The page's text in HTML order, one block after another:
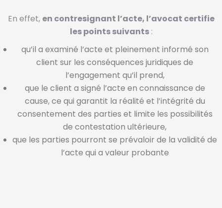
En effet, en contresignant l’acte, l’avocat certifie
les points suivants:
qu’il a examiné l’acte et pleinement informé son
client sur les conséquences juridiques de
l’engagement qu’il prend,
que le client a signé l’acte en connaissance de
cause, ce qui garantit la réalité et l’intégrité du
consentement des parties et limite les possibilités
de contestation ultérieure,
que les parties pourront se prévaloir de la validité de
l’acte qui a valeur probante